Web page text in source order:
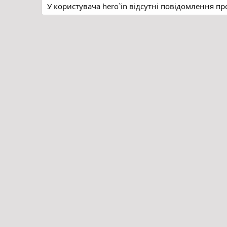
У користувача hero`in відсутні повідомлення